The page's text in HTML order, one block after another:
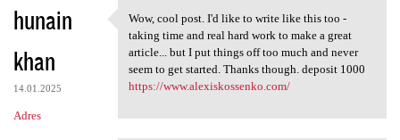
K
o
m
e
n
hunain
khan
14.01.2025
Adres
Wow, cool post. I'd like to
Wow, cool post. I'd like to write like this too -
taking time and real hard work to make a great
article... but I put things off too much and never
seem to get started. Thanks though. deposit 1000
https://www.alexiskossenko.com/